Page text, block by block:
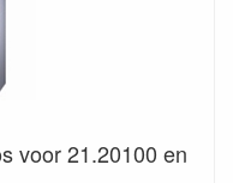
voor 21.20100 en